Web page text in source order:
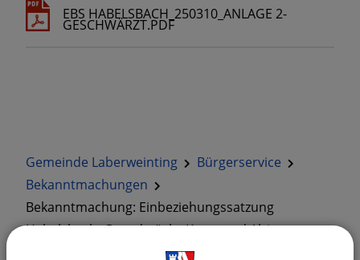
Gemeinde Laberweinting
Bürgerservice
Bekanntmachungen
Bekanntmachung: Einbeziehungssatzung
Habelsbach, Grundstücke Knott und Alzinger,
EBS HABELSBACH_250310_ANLAGE 2-
GESCHWÄRZT.PDF